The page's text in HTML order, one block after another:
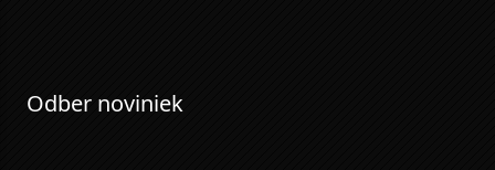
Odber noviniek